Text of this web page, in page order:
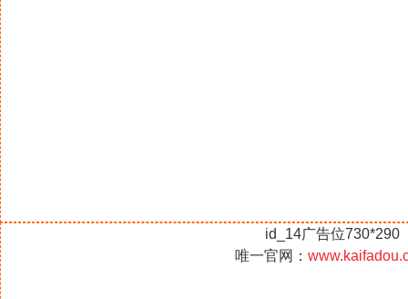
id_14广告位730*290
唯一官网：